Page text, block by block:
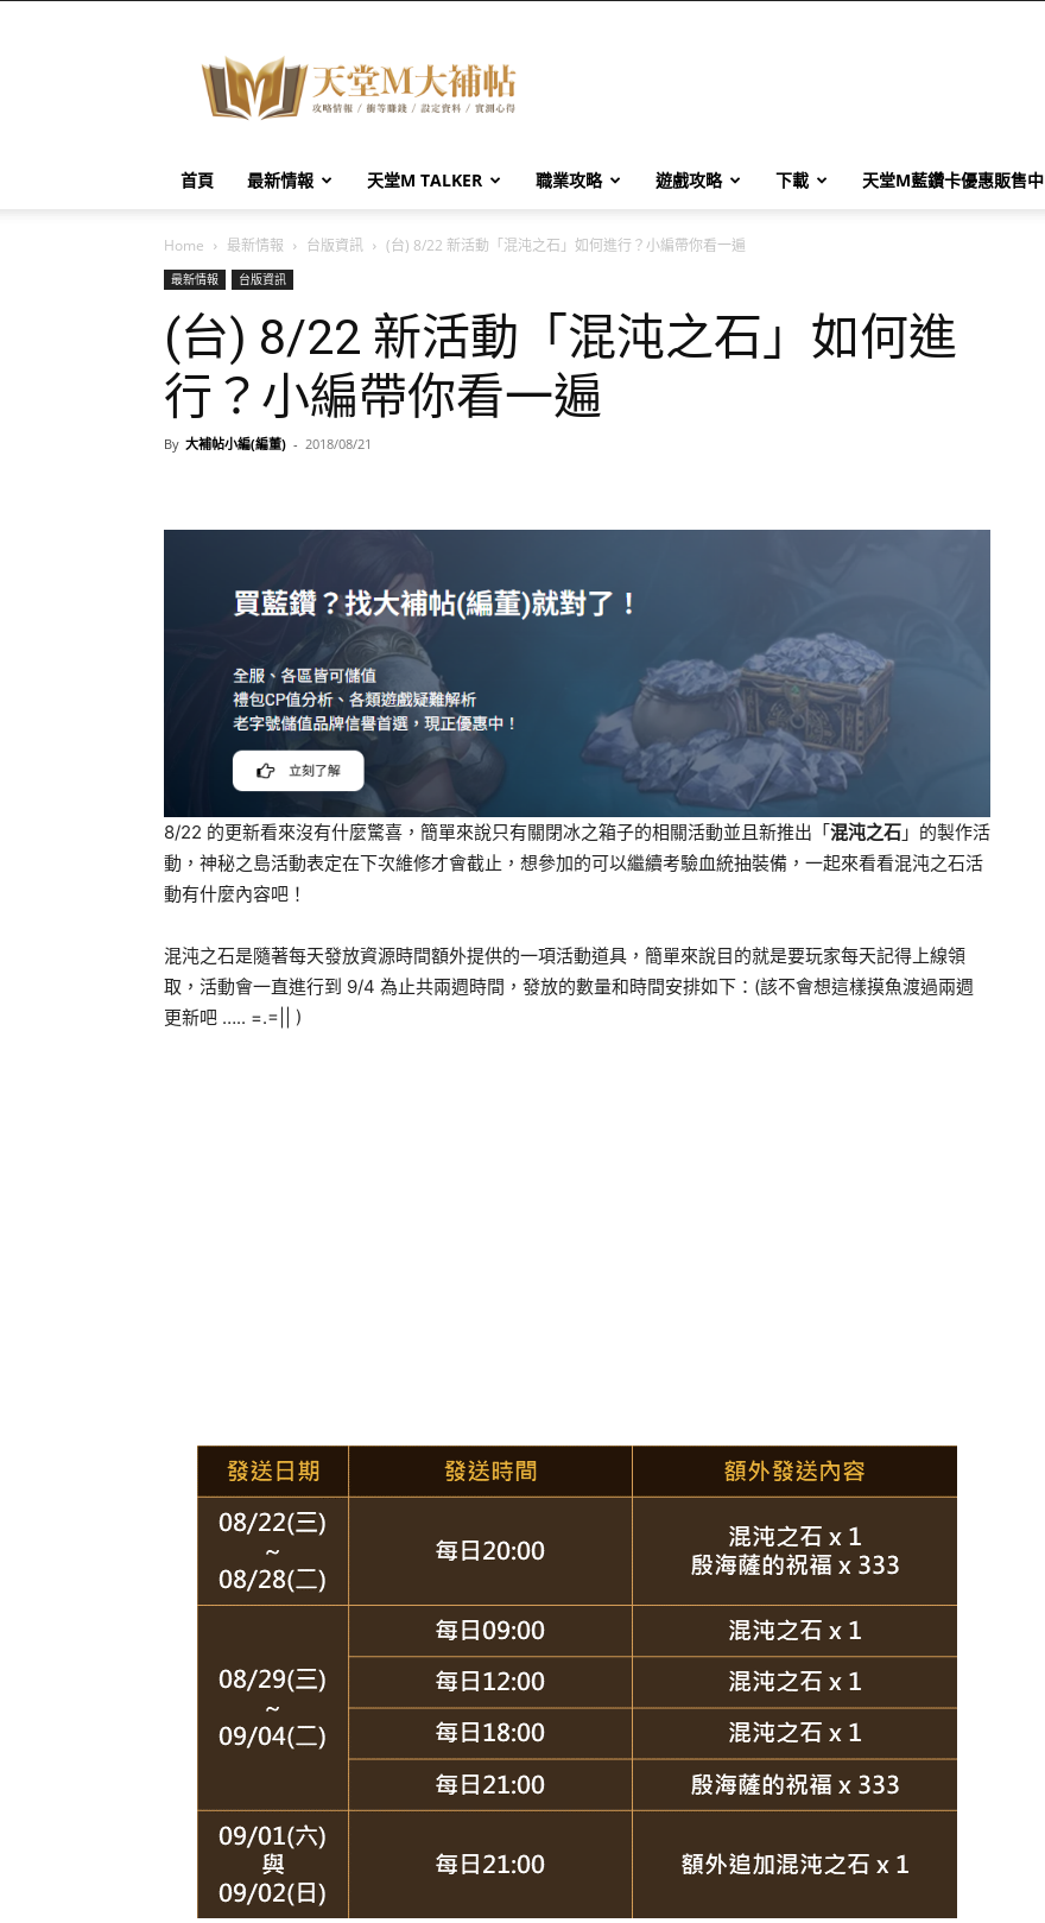
堂
M
大
帖
首頁 最新情報 天堂M TALKER 職業攻略 遊戲攻略 下載 天堂M藍鑽卡優惠販售中
Home 最新情報 台版資訊 (台) 8/22 新活動「混沌之石」如何進行？小編帶你看一遍
最新情報 台版資訊
(台) 8/22 新活動「混沌之石」如何進
行？小編帶你看一遍
By 大補帖小編(編董) - 2018/08/21
8/22 的更新看來沒有什麼驚喜，簡單來說只有關閉冰之箱子的相關活動並且新推出「混沌之石 」的製作活
動，神秘之島活動表定在下次維修才會截止，想參加的可以繼續考驗血統抽裝備，一起來看看混沌之石活
動有什麼內容吧！
混沌之石是隨著每天發放資源時間額外提供的一項活動道具，簡單來說目的就是要玩家每天記得上線領
取，活動會一直進行到 9/4 為止共兩週時間，發放的數量和時間安排如下：(該不會想這樣摸魚渡過兩週
更新吧 ….. =.=|| )